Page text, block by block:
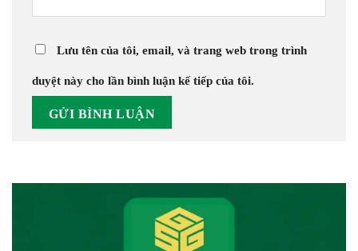
Lưu tên của tôi, email, và trang web trong trình
duyệt này cho lần bình luận kế tiếp của tôi.